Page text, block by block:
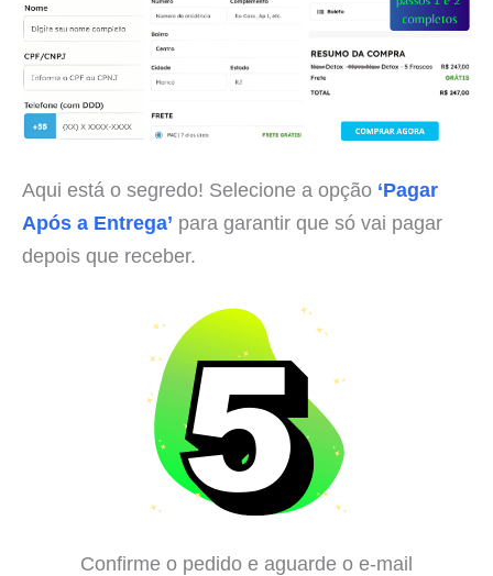
Aqui está o segredo! Selecione a opção ‘Pagar
Após a Entrega’ para garantir que só vai pagar
depois que receber.
Confirme o pedido e aguarde o e-mail